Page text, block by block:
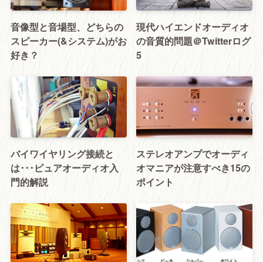
音像型と音場型、どちらの
スピーカー(&システム)がお
好き？
現代ハイエンドオーディオ
の音質的問題＠Twitterログ
5
バイワイヤリング接続と
は･･･ピュアオーディオ入
門的解説
ステレオアンプでオーディ
オマニアが注意すべき15の
ポイント